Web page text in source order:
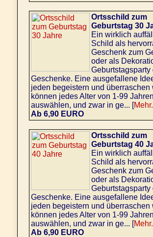
Ortsschild zum
Geburtstag 30
Ein wirklich
Schild als
Geschenk zum
oder als
Geburtstagsparty
Geschenke. Eine ausgefallene
jeden begeistern und überraschen
können jedes Alter von 1-99 Jahren
auswählen, und zwar in ge... [
Ab 6,90 EURO
Ortsschild zum
Geburtstag 40
Ein wirklich
Schild als
Geschenk zum
oder als
Geburtstagsparty
Geschenke. Eine ausgefallene
jeden begeistern und überraschen
können jedes Alter von 1-99 Jahren
auswählen, und zwar in ge... [
Ab 6,90 EURO